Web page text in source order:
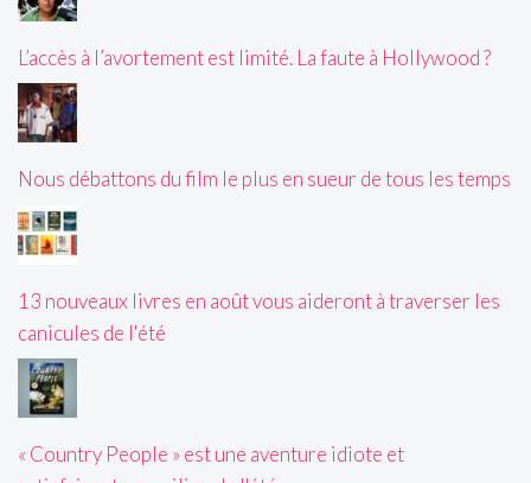
L’accès à l’avortement est limité. La faute à Hollywood ?
Nous débattons du film le plus en sueur de tous les temps
13 nouveaux livres en août vous aideront à traverser les
canicules de l'été
« Country People » est une aventure idiote et